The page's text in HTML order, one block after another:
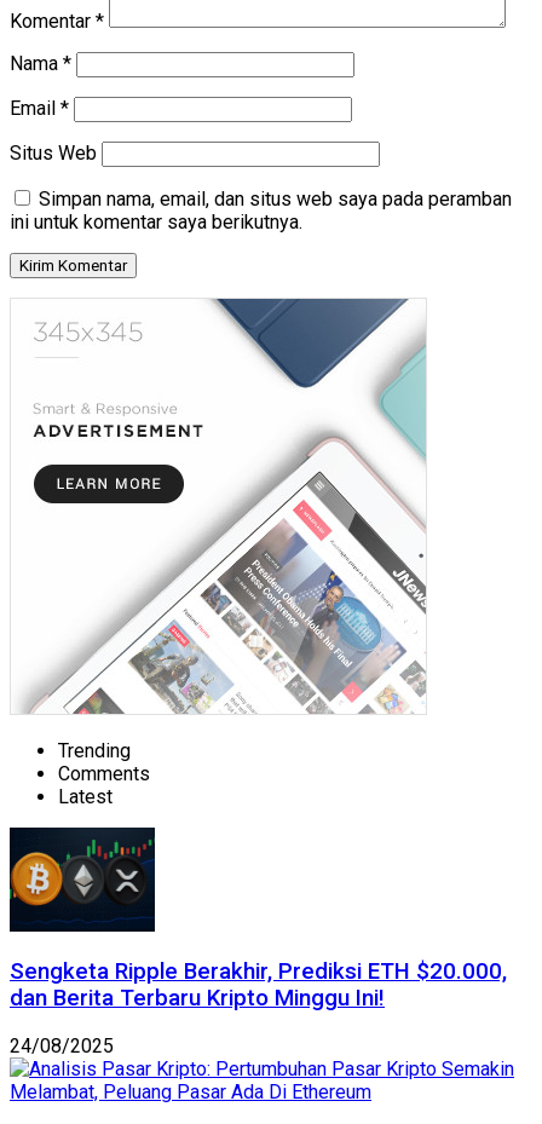
Komentar *
Nama *
Email *
Situs Web
Simpan nama, email, dan situs web saya pada peramban
ini untuk komentar saya berikutnya.
Trending
Comments
Latest
Sengketa Ripple Berakhir, Prediksi ETH $20.000,
dan Berita Terbaru Kripto Minggu Ini!
24/08/2025